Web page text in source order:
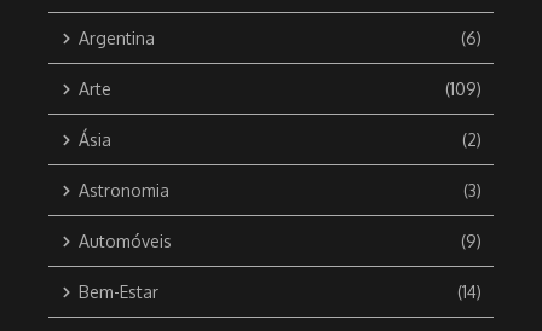
Argentina (6)
Arte (109)
Ásia (2)
Astronomia (3)
Automóveis (9)
Bem-Estar (14)